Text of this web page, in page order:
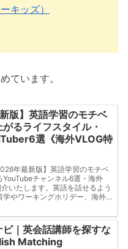
キッズ）
ています。
版】英語学習のモチベ
るライフスタイル・
選《海外VLOG特
年最新版】英語学習のモチベ
YouTubeチャンネル6選・海外
いたします。英語を話せるよう
学やワーキングホリデー、海外就
が広がります。特にこの記事で
「海外留学」「海外ワーホリ」を
チャンネルをご紹介いたしま
｜英会話講師を探すな
Matching